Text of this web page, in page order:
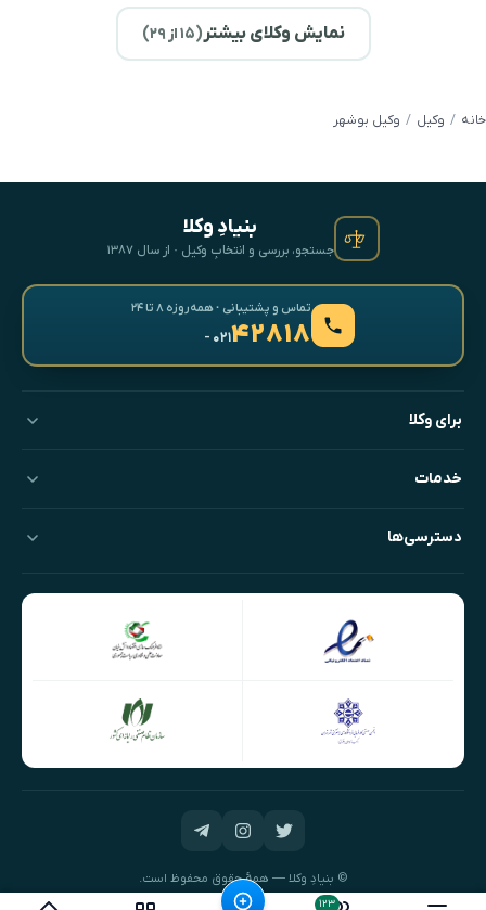
۱۲۳
نمایش وکلای بیشتر(۱۵از ۲۹)
خانه وکیل وکیل بوشهر
بنیادِ وکلا
جستجو، بررسی و انتخابِ وکیل · از سال ۱۳۸۷
تماس و پشتیبانی · همه‌روزه ۸ تا ۲۴
۴۲۸۱۸- ۰۲۱
برای وکلا
خدمات
دسترسی‌ها
© بنیادِ وکلا — همهٔ حقوق محفوظ است.
طراحی و توسعه:نیک‌داده‌پرداز